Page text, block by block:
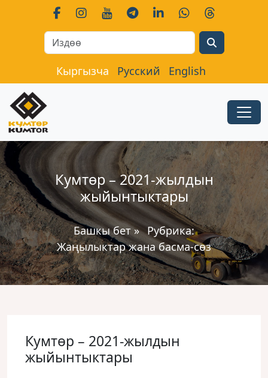
Кыргызча Русский English
Кумтөр – 2021-жылдын
жыйынтыктары
Башкы бет» Рубрика:
Жаңылыктар жана басма-сөз
Кумтөр – 2021-жылдын
жыйынтыктары